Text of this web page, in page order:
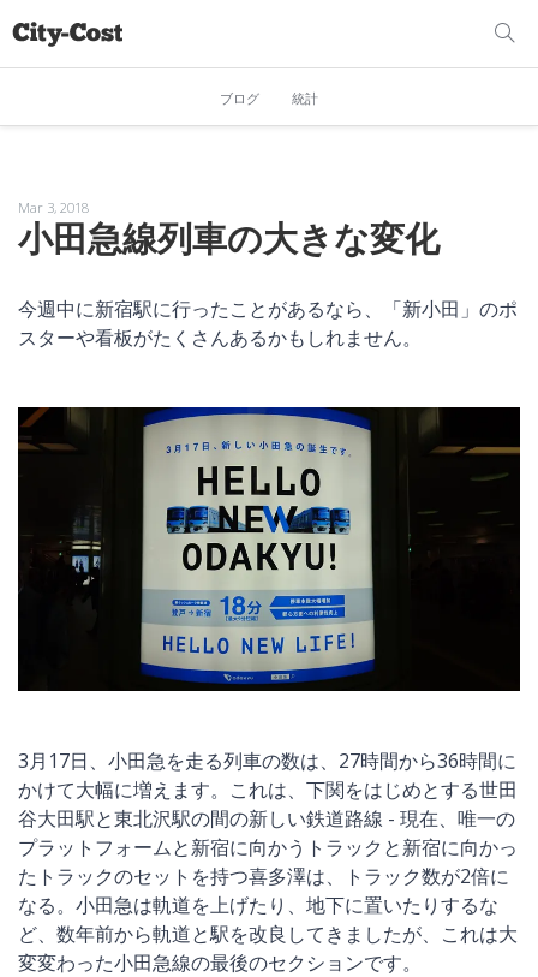
ブログ 統計
Mar 3, 2018
小田急線列車の大きな変化
今週中に新宿駅に行ったことがあるなら、「新小田」のポ
スターや看板がたくさんあるかもしれません。
3月17日、小田急を走る列車の数は、27時間から36時間に
かけて大幅に増えます。これは、下関をはじめとする世田
谷大田駅と東北沢駅の間の新しい鉄道路線 - 現在、唯一の
プラットフォームと新宿に向かうトラックと新宿に向かっ
たトラックのセットを持つ喜多澤は、トラック数が2倍に
なる。小田急は軌道を上げたり、地下に置いたりするな
ど、数年前から軌道と駅を改良してきましたが、これは大
変変わった小田急線の最後のセクションです。